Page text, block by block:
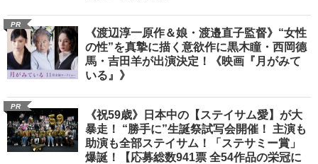
PR
《渡辺淳一原作＆娘・渡邉直子監督》“女性
の性”を真摯に描く意欲作に黒木瞳・西岡德
馬・吉田羊が出演決定！《映画『月がみて
いる』》
PR
《祝59歳》日本中の【ステイサム愛】が大
暴走！ “勝手に”生誕祭試写会開催！ 主演も
助演も全部ステイサム！「ステサミー賞」
爆誕！【応募総数941票 全54作品の栄冠に